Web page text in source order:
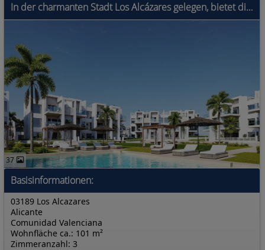
In der charmanten Stadt Los Alcázares gelegen, bietet diese exklusive Wohnanlage eine Auswahl von 32 Wohneinheiten, darunter Apartments, Erdgeschosse
37
Basisinformationen:
03189 Los Alcazares
Alicante
Comunidad Valenciana
Wohnfläche ca.: 101 m²
Zimmeranzahl: 3